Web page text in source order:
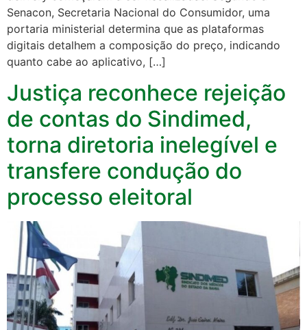
Senacon, Secretaria Nacional do Consumidor, uma
portaria ministerial determina que as plataformas
digitais detalhem a composição do preço, indicando
quanto cabe ao aplicativo, […]
Justiça reconhece rejeição
de contas do Sindimed,
torna diretoria inelegível e
transfere condução do
processo eleitoral